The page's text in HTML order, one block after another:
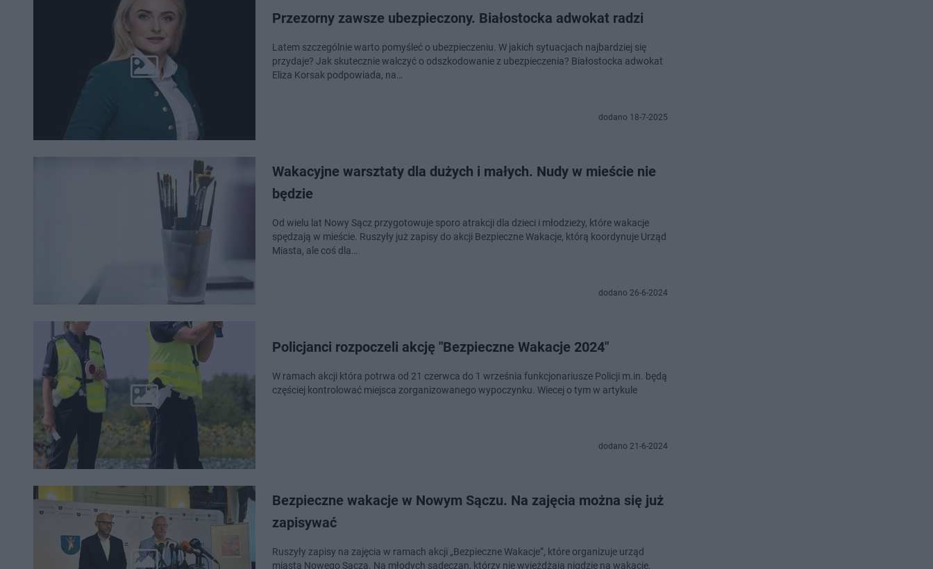
Przezorny zawsze ubezpieczony. Białostocka adwokat radzi
Latem szczególnie warto pomyśleć o ubezpieczeniu. W jakich sytuacjach najbardziej się
przydaje? Jak skutecznie walczyć o odszkodowanie z ubezpieczenia? Białostocka adwokat
Eliza Korsak podpowiada, na…
dodano 18-7-2025
Wakacyjne warsztaty dla dużych i małych. Nudy w mieście nie
będzie
Od wielu lat Nowy Sącz przygotowuje sporo atrakcji dla dzieci i młodzieży, które wakacje
spędzają w mieście. Ruszyły już zapisy do akcji Bezpieczne Wakacje, którą koordynuje Urząd
Miasta, ale coś dla…
dodano 26-6-2024
Policjanci rozpoczeli akcję "Bezpieczne Wakacje 2024"
W ramach akcji która potrwa od 21 czerwca do 1 września funkcjonariusze Policji m.in. będą
częściej kontrolować miejsca zorganizowanego wypoczynku. Wiecej o tym w artykule
dodano 21-6-2024
Bezpieczne wakacje w Nowym Sączu. Na zajęcia można się już
zapisywać
Ruszyły zapisy na zajęcia w ramach akcji „Bezpieczne Wakacje”, które organizuje urząd
miasta Nowego Sącza. Na młodych sądeczan, którzy nie wyjeżdżają nigdzie na wakacje,